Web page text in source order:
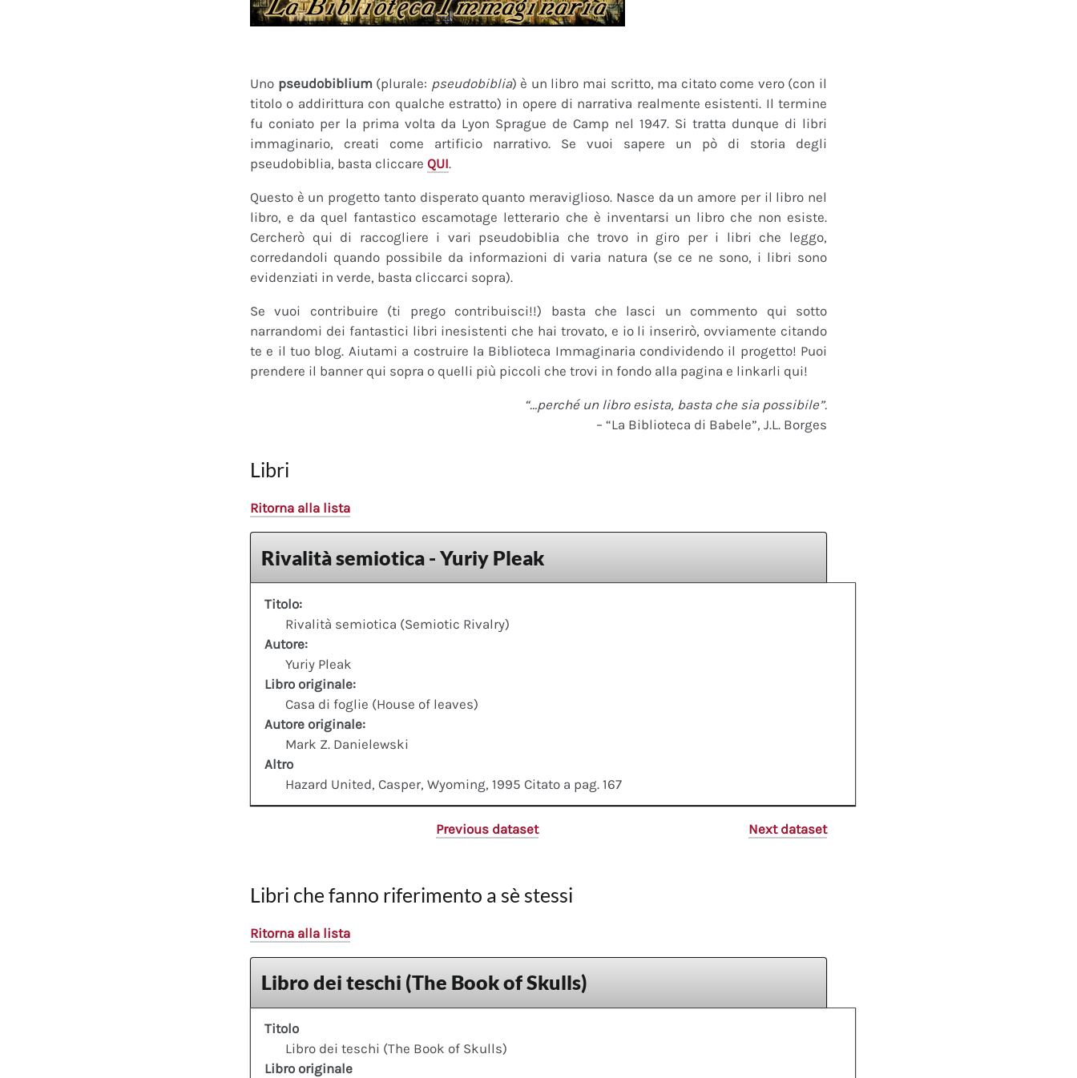
Uno pseudobiblium(plurale: pseudobiblia) è un libro mai scritto, ma citato come vero (con il
titolo o addirittura con qualche estratto) in opere di narrativa realmente esistenti. Il termine
fu coniato per la prima volta da Lyon Sprague de Camp nel 1947. Si tratta dunque di libri
immaginario, creati come artificio narrativo. Se vuoi sapere un pò di storia degli
pseudobiblia, basta cliccare QUI.
Questo è un progetto tanto disperato quanto meraviglioso. Nasce da un amore per il libro nel
libro, e da quel fantastico escamotage letterario che è inventarsi un libro che non esiste.
Cercherò qui di raccogliere i vari pseudobiblia che trovo in giro per i libri che leggo,
corredandoli quando possibile da informazioni di varia natura (se ce ne sono, i libri sono
evidenziati in verde, basta cliccarci sopra).
Se vuoi contribuire (ti prego contribuisci!!) basta che lasci un commento qui sotto
narrandomi dei fantastici libri inesistenti che hai trovato, e io li inserirò, ovviamente citando
te e il tuo blog. Aiutami a costruire la Biblioteca Immaginaria condividendo il progetto! Puoi
prendere il banner qui sopra o quelli più piccoli che trovi in fondo alla pagina e linkarli qui!
“…perché un libro esista, basta che sia possibile”.
– “La Biblioteca di Babele”, J.L. Borges
Libri
Ritorna alla lista
Rivalità semiotica - Yuriy Pleak
Titolo:
Rivalità semiotica (Semiotic Rivalry)
Autore:
Yuriy Pleak
Libro originale:
Casa di foglie (House of leaves)
Autore originale:
Mark Z. Danielewski
Altro
Hazard United, Casper, Wyoming, 1995 Citato a pag. 167
Previous dataset Next dataset
Libri che fanno riferimento a sè stessi
Ritorna alla lista
Libro dei teschi (The Book of Skulls)
Titolo
Libro dei teschi (The Book of Skulls)
Libro originale